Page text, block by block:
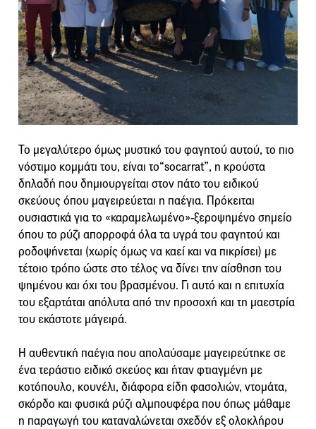
Το μεγαλύτερο όμως μυστικό του φαγητού αυτού, το πιο
νόστιμο κομμάτι του, είναι το“socarrat”, η κρούστα
δηλαδή που δημιουργείται στον πάτο του ειδικού
σκεύους όπου μαγειρεύεται η παέγια. Πρόκειται
ουσιαστικά για το «καραμελωμένο»-ξεροψημένο σημείο
όπου το ρύζι απορροφά όλα τα υγρά του φαγητού και
ροδοψήνεται (χωρίς όμως να καεί και να πικρίσει) με
τέτοιο τρόπο ώστε στο τέλος να δίνει την αίσθηση του
ψημένου και όχι του βρασμένου. Γι αυτό και η επιτυχία
του εξαρτάται απόλυτα από την προσοχή και τη μαεστρία
του εκάστοτε μάγειρά.
Η αυθεντική παέγια που απολαύσαμε μαγειρεύτηκε σε
ένα τεράστιο ειδικό σκεύος και ήταν φτιαγμένη με
κοτόπουλο, κουνέλι, διάφορα είδη φασολιών, ντομάτα,
σκόρδο και φυσικά ρύζι αλμπουφέρα που όπως μάθαμε
η παραγωγή του καταναλώνεται σχεδόν εξ ολοκλήρου